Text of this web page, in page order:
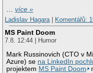
…více »
Ladislav Hagara| Komentářů:
MS Paint Doom
7.8. 12:44 | Humor
Mark Russinovich (CTO v
Azure) se na LinkedIn
projektem MS Paint Doom